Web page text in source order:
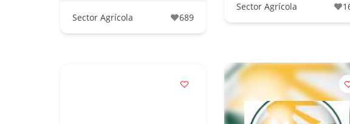
Sector Agrícola 689
Sector Agrícola